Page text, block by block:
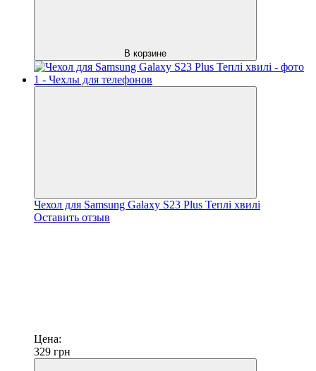
В корзине
Чехол для Samsung Galaxy S23 Plus Теплі хвилі
Оставить отзыв
Цена:
329 грн